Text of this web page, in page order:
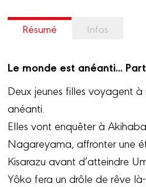
Résumé Infos
Le monde est anéanti...
Deux jeunes filles voyagent
anéanti.
Elles vont enquêter à
Nagareyama, affronter une
Kisarazu avant d’atteindre
Yôko fera un drôle de rêve là-